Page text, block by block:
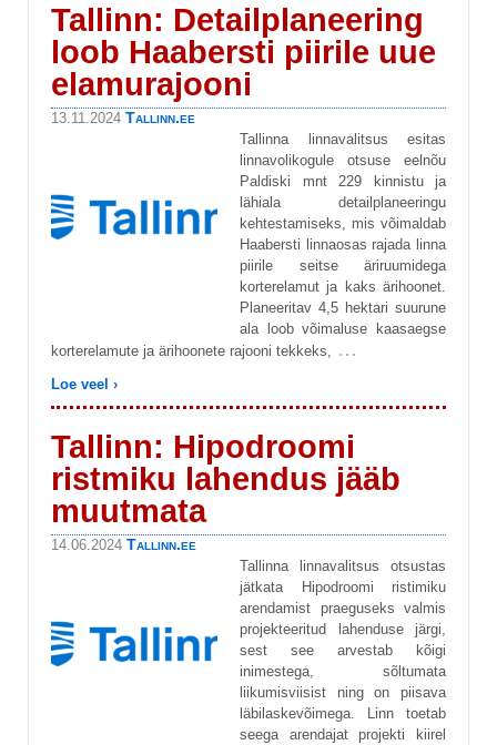
Tallinn: Detailplaneering
loob Haabersti piirile uue
elamurajooni
13.11.2024 Tallinn.ee
Tallinna linnavalitsus esitas
linnavolikogule otsuse eelnõu
Paldiski mnt 229 kinnistu ja
lähiala detailplaneeringu
kehtestamiseks, mis võimaldab
Haabersti linnaosas rajada linna
piirile seitse äriruumidega
korterelamut ja kaks ärihoonet.
Planeeritav 4,5 hektari suurune
ala loob võimaluse kaasaegse
korterelamute ja ärihoonete rajooni tekkeks, …
Loe veel ›
Tallinn: Hipodroomi
ristmiku lahendus jääb
muutmata
14.06.2024 Tallinn.ee
Tallinna linnavalitsus otsustas
jätkata Hipodroomi ristimiku
arendamist praeguseks valmis
projekteeritud lahenduse järgi,
sest see arvestab kõigi
inimestega, sõltumata
liikumisviisist ning on piisava
läbilaskevõimega. Linn toetab
seega arendajat projekti kiirel